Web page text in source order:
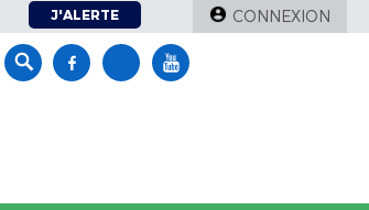
J'ALERTE CONNEXION